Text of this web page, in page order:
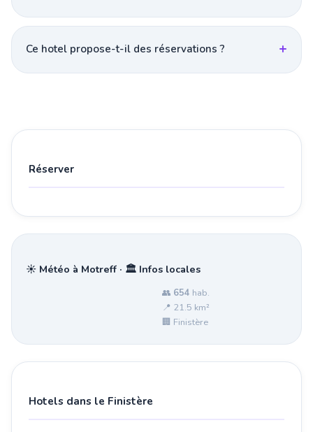
Ce hotel propose-t-il des réservations ?
Réserver
☀️ Météo à Motreff · 🏛️ Infos locales
👥 654 hab.
📍 21.5 km²
🏢 Finistère
Hotels dans le Finistère